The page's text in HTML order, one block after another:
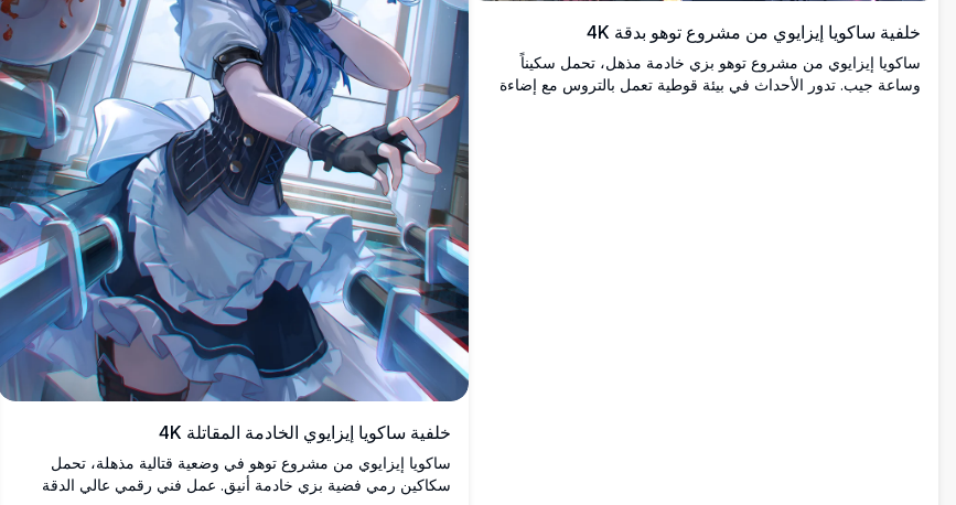
خلفية ساكويا إيزايوي من مشروع توهو بدقة 4K
ساكويا إيزايوي من مشروع توهو بزي خادمة مذهل، تحمل سكيناً
وساعة جيب. تدور الأحداث في بيئة قوطية تعمل بالتروس مع إضاءة
خلفية ساكويا إيزايوي الخادمة المقاتلة 4K
ساكويا إيزايوي من مشروع توهو في وضعية قتالية مذهلة، تحمل
سكاكين رمي فضية بزي خادمة أنيق. عمل فني رقمي عالي الدقة